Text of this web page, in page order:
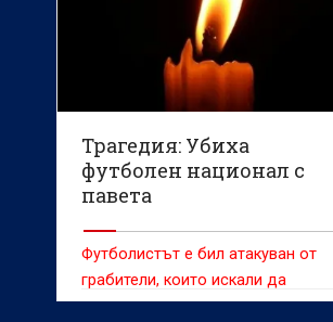
Трагедия: Убиха
футболен национал с
павета
Футболистът е бил атакуван от
грабители, които искали да
задигнат смартфона му